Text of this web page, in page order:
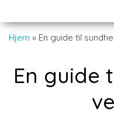
Hjem » En guide til
En guide